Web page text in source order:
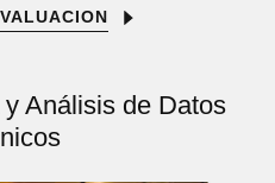
Análisis de Datos